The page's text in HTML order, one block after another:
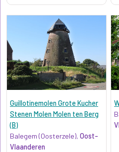
Guillotinemolen Grote Kucher
Stenen Molen Molen ten Berg
(B)
Balegem (Oosterzele), Oost-
Vlaanderen